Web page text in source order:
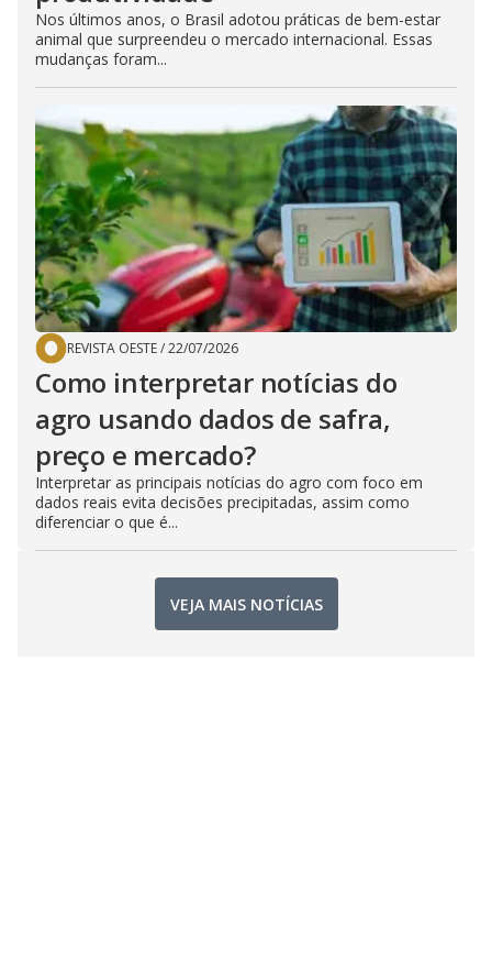
Nos últimos anos, o Brasil adotou práticas de bem-estar
animal que surpreendeu o mercado internacional. Essas
mudanças foram...
REVISTA OESTE/22/07/2026
Como interpretar notícias do
agro usando dados de safra,
preço e mercado?
Interpretar as principais notícias do agro com foco em
dados reais evita decisões precipitadas, assim como
diferenciar o que é...
VEJA MAIS NOTÍCIAS